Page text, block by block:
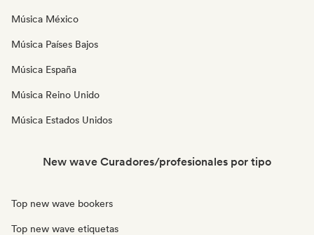
Música México
Música Países Bajos
Música España
Música Reino Unido
Música Estados Unidos
New wave Curadores/profesionales por tipo
Top new wave bookers
Top new wave etiquetas